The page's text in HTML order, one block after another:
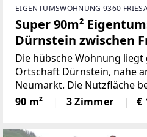
EIGENTUMSWOHNUNG 9360
Super 90m²
Dürnstein zwischen
Neumarkt
Die hübsche Wohnung
Ortschaft Dürnstein, nahe
Neumarkt. Die Nutzfläche
davon sind etwa 7,7 m²
einem neu renovierten
90 m² 3 Zimmer €